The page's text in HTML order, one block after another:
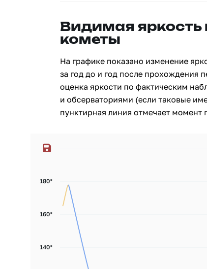
Видимая яркость
кометы
На графике показано изменение
за год до и год после прохождения
оценка яркости по фактическим
и обсерваториями (если таковые
пунктирная линия отмечает момент
140°
160°
180°